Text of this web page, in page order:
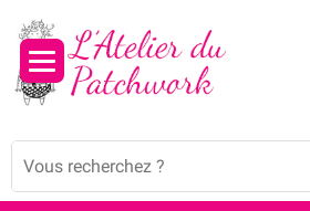
Mots
Panneau de gestion des cookies